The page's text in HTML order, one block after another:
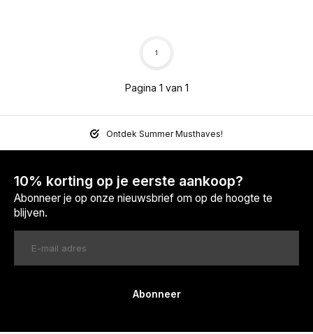
Pagina 1 van 1
1
Ontdek Summer Musthaves!
10% korting op je eerste aankoop?
Abonneer je op onze nieuwsbrief om op de hoogte te
blijven.
Abonneer